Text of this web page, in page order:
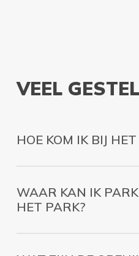
VEEL
HOE KOM IK BIJ
WAAR KAN IK
HET PARK?
bij grote evenementen,